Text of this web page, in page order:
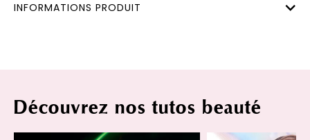
INFORMATIONS PRODUIT
Découvrez nos tutos beauté